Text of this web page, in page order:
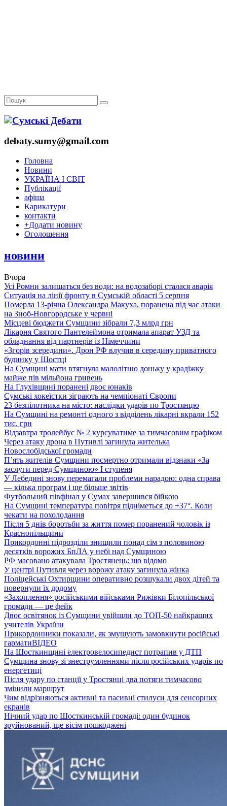
debaty.sumy@gmail.com
Головна
Новини
УКРАЇНА І СВІТ
Публікації
афіша
Карикатури
контакти
+Додати новину
Оголошення
новини
Вчора
Усі Ромни залишаться без води: на водозаборі сталася аварія
Ситуація на лінії фронту в Сумській області 5 серпня
Померла 13-річна Олександра Макуха, поранена під час атаки
на Зноб-Новгородське у червні
Місцеві бюджети Сумщини зібрали 7,3 млрд грн
Лікарня Святого Пантелеймона отримала апарат УЗД та
обладнання від партнерів із Німеччини
«Згорів зсередини». Дрон РФ влучив в середину приватного
будинку у Шостці
На Сумщині мати втягнула малолітню доньку у крадіжку
майже пів мільйона гривень
На Глухівщині поранені двоє юнаків
Сумські хокеїстки зіграють на чемпіонаті Європи
23 безпілотника на місто: наслідки ударів по Тростянцю
На Сумщині на ремонті одного з відділень лікарні вкрали 152
тис. грн
Відзавтра тролейбус № 2 курсуватиме за тимчасовим графіком
Через атаку дрона в Путивлі загинула жителька
Новослобідської громади
П’ять жителів Сумщини посмертно отримали відзнаки «За
заслуги перед Сумщиною» І ступеня
У Лебедині знову перемагали проблеми нарадою: одна справа
— кілька програм і ще більше звітів
Футбольний півфінал у Сумах завершився бійкою
На Сумщині температура повітря підніметься до +37°. Коли
чекати на похолодання
Після 5 днів боротьби за життя помер поранений чоловік із
Краснопільщини
Прикордонні підрозділи знищили понад сім з половиною
десятків ворожих БпЛА у небі над Сумщиною
РФ масовано атакувала Тростянець: що відомо
У центрі Путивля через ворожу атаку загинула жінка
Поліцейські Охтирщини оперативно розшукали двох дітей та
повернули їх додому
«Захоплення» російськими військами Рижівки Білопільської
громади — це фейк
Двоє освітянок із Сумщини увійшли до ТОП-50 найкращих
учителів України
Прикордонники показали, як змушують замовкнути російські
гарматиВІДЕО
На Шосткинщині електровелосипедист потрапив у ДТП
Сумщина знову зі знеструмленнями після російських ударів по
енергетиці
Після удару по станції у Тростянці два потяги тимчасово
змінили маршрут
Чим відрізняються активні та пасивні стилуси для сенсорних
екранів
Нічний удар по Шосткинській громаді: один будинок
зруйнований, ще вісім пошкоджені